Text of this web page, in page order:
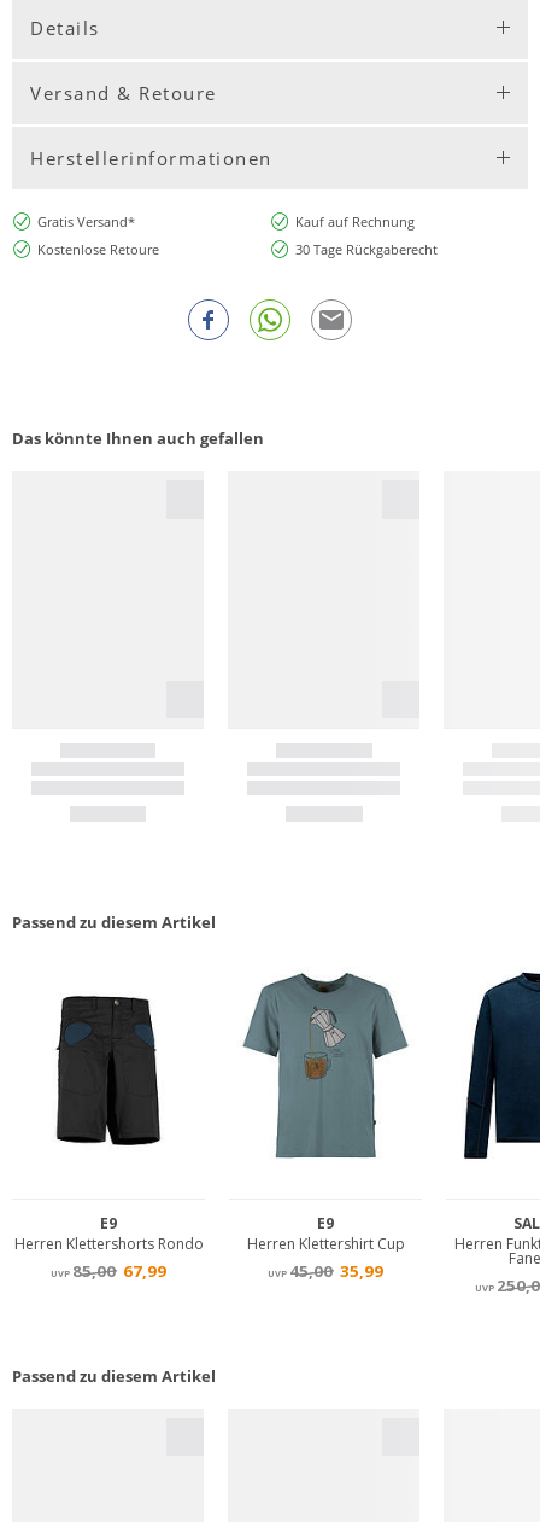
Details
Versand & Retoure
Herstellerinformationen
Gratis Versand*
Kauf auf Rechnung
Kostenlose Retoure
30 Tage Rückgaberecht
Das könnte Ihnen auch gefallen
Passend zu diesem Artikel
Passend zu diesem Artikel